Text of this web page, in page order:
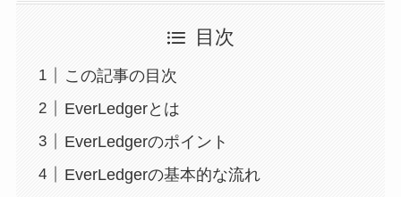
目次
この記事の目次
EverLedgerとは
EverLedgerのポイント
EverLedgerの基本的な流れ